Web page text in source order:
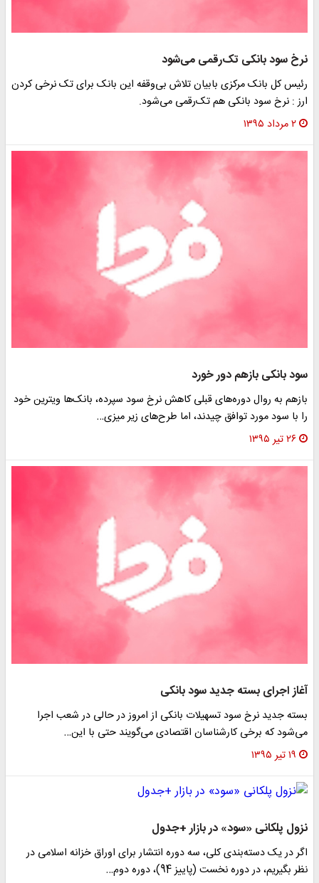
نرخ سود بانکی تک‌رقمی می‌شود
رئیس کل بانک مرکزی بابیان تلاش بی‌وقفه این بانک برای تک نرخی کردن
ارز : نرخ سود بانکی هم تک‌رقمی می‌شود.
۲ مرداد ۱۳۹۵
سود بانکی بازهم دور خورد
بازهم به روال دوره‌های قبلی کاهش نرخ سود سپرده، بانک‌ها ویترین خود
را با سود مورد توافق چیدند، اما طرح‌های زیر میزی…
۲۶ تیر ۱۳۹۵
آغاز اجرای بسته جدید سود بانکی
بسته جدید نرخ سود تسهیلات بانکی از امروز در حالی در شعب اجرا
می‌شود که برخی کارشناسان اقتصادی می‌گویند حتی با این…
۱۹ تیر ۱۳۹۵
نزول پلکانی «سود» در بازار +جدول
اگر در یک دسته‌بندی کلی، سه دوره انتشار برای اوراق خزانه اسلامی در
نظر بگیریم، در دوره نخست (پاییز 94)، دوره دوم…